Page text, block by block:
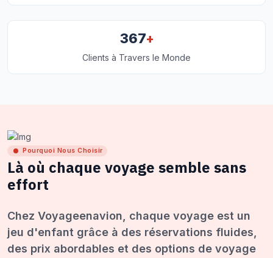
367+
Clients à Travers le Monde
Pourquoi Nous Choisir
Là où chaque voyage semble sans
effort
Chez Voyageenavion, chaque voyage est un
jeu d'enfant grâce à des réservations fluides,
des prix abordables et des options de voyage